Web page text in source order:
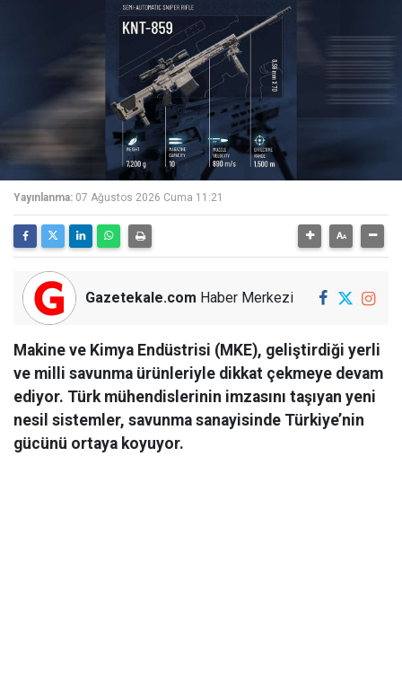
Yayınlanma: 07 Ağustos 2026 Cuma 11:21
Gazetekale.com Haber Merkezi
Makine ve Kimya Endüstrisi (MKE), geliştirdiği yerli
ve milli savunma ürünleriyle dikkat çekmeye devam
ediyor. Türk mühendislerinin imzasını taşıyan yeni
nesil sistemler, savunma sanayisinde Türkiye’nin
gücünü ortaya koyuyor.